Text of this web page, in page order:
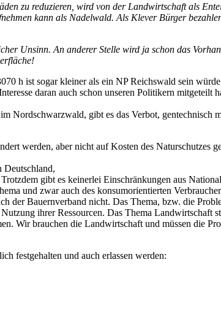
zu reduzieren, wird von der Landwirtschaft als
kann als Nadelwald. Als Klever Bürger
Unsinn. An anderer Stelle wird ja schon das
h ist sogar kleiner als ein NP Reichswald sein
daran auch schon unseren Politikern mitgeteilt
gibt es das Verbot, gentechnisch
werden, aber nicht auf Kosten des Naturschutzes
Deutschland,
gibt es keinerlei Einschränkungen aus
und zwar auch des konsumorientierten
Bauernverband nicht. Das Thema, bzw. die
ihrer Ressourcen. Das Thema Landwirtschaft
Wir brauchen die Landwirtschaft und müssen die
festgehalten und auch erlassen werden: